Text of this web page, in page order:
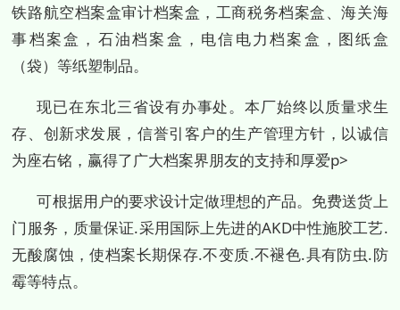
铁路航空档案盒审计档案盒，工商税务档案盒、海关海
事档案盒，石油档案盒，电信电力档案盒，图纸盒
（袋）等纸塑制品。
现已在东北三省设有办事处。本厂始终以质量求生
存、创新求发展，信誉引客户的生产管理方针，以诚信
为座右铭，赢得了广大档案界朋友的支持和厚爱p>
可根据用户的要求设计定做理想的产品。免费送货上
门服务，质量保证.采用国际上先进的AKD中性施胶工艺.
无酸腐蚀，使档案长期保存.不变质.不褪色.具有防虫.防
霉等特点。